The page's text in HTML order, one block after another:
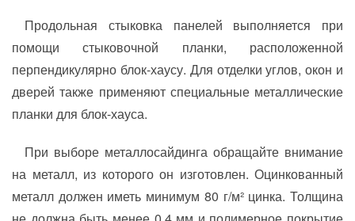
Продольная стыковка панелей выполняется при
помощи стыковочной планки, расположенной
перпендикулярно блок-хаусу. Для отделки углов, окон и
дверей также применяют специальные металлические
планки для блок-хауса.
При выборе металлосайдинга обращайте внимание
на металл, из которого он изготовлен. Оцинкованный
металл должен иметь минимум 80 г/м² цинка. Толщина